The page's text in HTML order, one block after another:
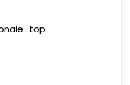
top